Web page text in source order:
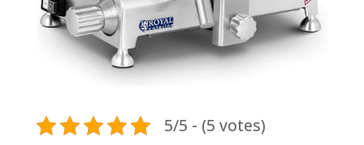
5/5 - (5 votes)